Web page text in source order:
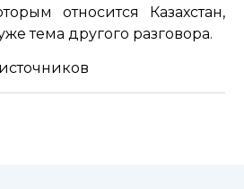
относится Казахстан,
тема другого разговора.